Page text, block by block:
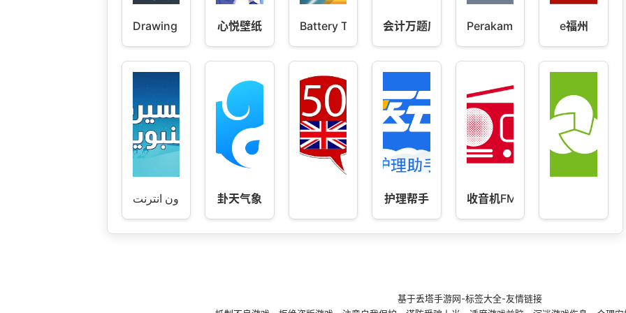
Drawing Cartoons 2心悦壁纸 Battery Tools & Widget
会计万题库 Perakam Panggilane福州
السيرة النبوية بدون انترنت
卦天气象 护理帮手 收音机FM电台
基于丢塔手游网-标签大全-友情链接